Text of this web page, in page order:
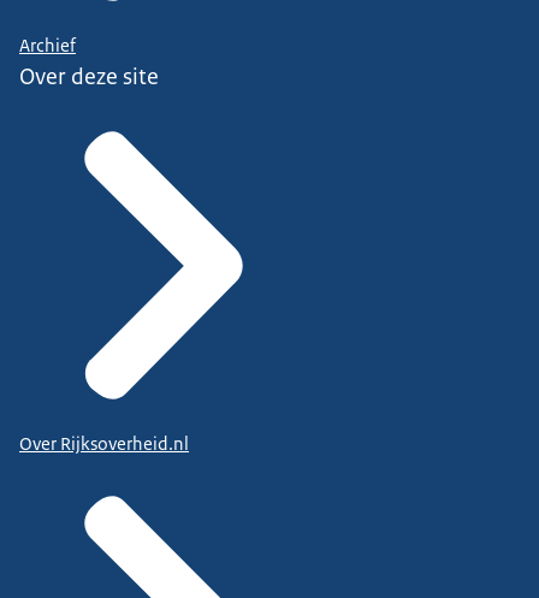
Archief
Over deze site
Over Rijksoverheid.nl